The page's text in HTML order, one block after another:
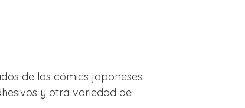
de los cómics japoneses.
y otra variedad de